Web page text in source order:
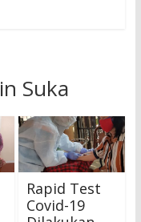
Suka
Rapid Test
Covid-19